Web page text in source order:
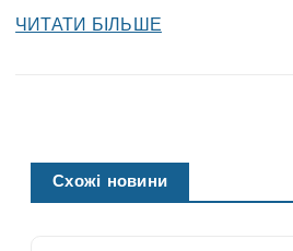
ЧИТАТИ БІЛЬШЕ
Схожі новини